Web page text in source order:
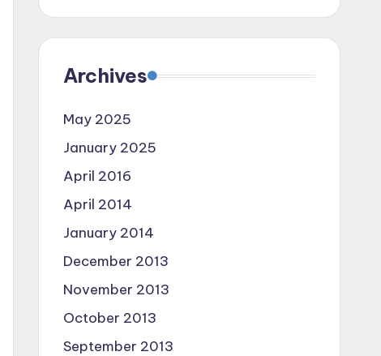
Archives
May 2025
January 2025
April 2016
April 2014
January 2014
December 2013
November 2013
October 2013
September 2013